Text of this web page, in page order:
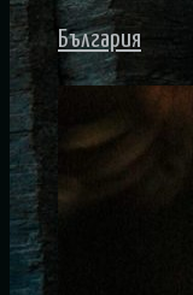
България